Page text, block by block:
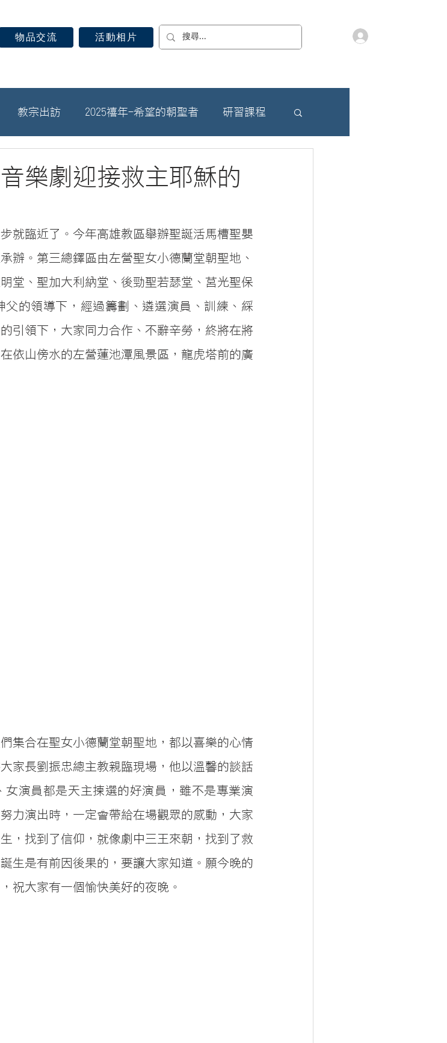
物品交流 活動相片
教宗出訪 2025禧年-希望的朝聖者 研習課程
樂劇迎接救主耶穌的
就臨近了。今年高雄教區舉辦聖誕活馬槽聖嬰
辦。第三總鐸區由左營聖女小德蘭堂朝聖地、
堂、聖加大利納堂、後勁聖若瑟堂、莒光聖保
的領導下，經過籌劃、遴選演員、訓練、綵
引領下，大家同力合作、不辭辛勞，終將在將
依山傍水的左營蓮池潭風景區，龍虎塔前的廣
集合在聖女小德蘭堂朝聖地，都以喜樂的心情
家長劉振忠總主教親臨現場，他以溫馨的談話
演員都是天主揀選的好演員，雖不是專業演
力演出時，一定會帶給在場觀眾的感動，大家
，找到了信仰，就像劇中三王來朝，找到了救
生是有前因後果的，要讓大家知道。願今晚的
祝大家有一個愉快美好的夜晚。